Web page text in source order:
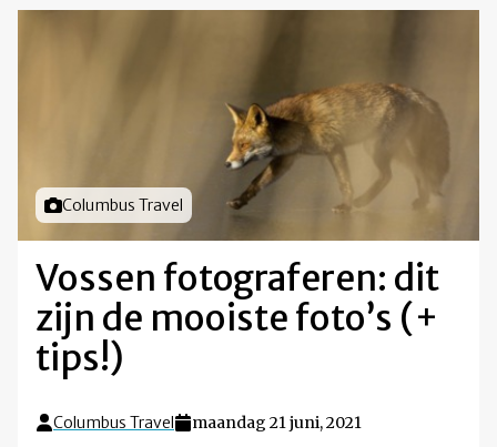
Foto door
Columbus Travel
Vossen fotograferen: dit
zijn de mooiste foto’s (+
tips!)
Columbus Travel
maandag 21 juni, 2021